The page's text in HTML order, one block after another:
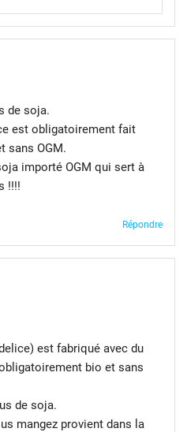
de soja.
est obligatoirement fait
sans OGM.
importé OGM qui sert à
!!!!
Répondre
est fabriqué avec du
bio et sans
de soja.
mangez provient dans la